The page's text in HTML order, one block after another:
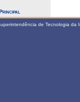
de Tecnologia